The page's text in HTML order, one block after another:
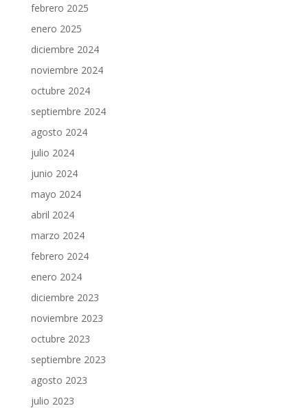
febrero 2025
enero 2025
diciembre 2024
noviembre 2024
octubre 2024
septiembre 2024
agosto 2024
julio 2024
junio 2024
mayo 2024
abril 2024
marzo 2024
febrero 2024
enero 2024
diciembre 2023
noviembre 2023
octubre 2023
septiembre 2023
agosto 2023
julio 2023